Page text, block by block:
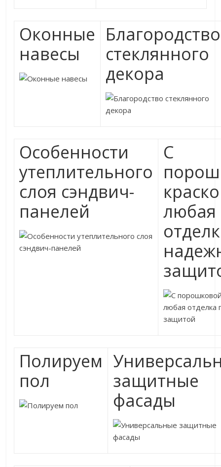
Оконные
навесы
Благородство
стеклянного
декора
Особенности
утеплительного
слоя сэндвич-
панелей
С
любая
Полируем
пол
защитные
фасады